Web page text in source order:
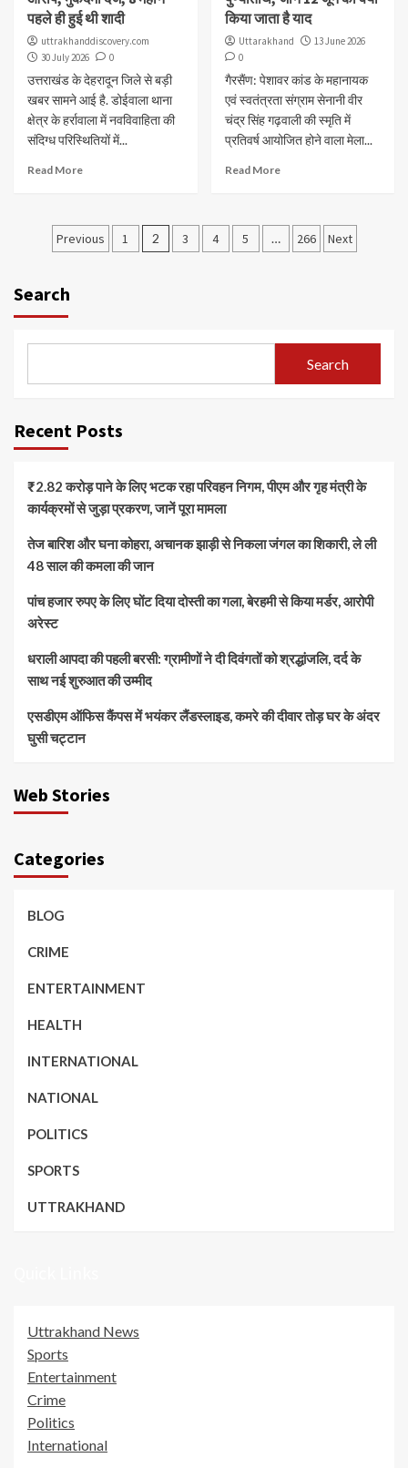
पहले ही हुई थी शादी
uttrakhanddiscovery.com
30 July 2026
0
उत्तराखंड के देहरादून जिले से बड़ी
खबर सामने आई है. डोईवाला थाना
क्षेत्र के हर्रावाला में नवविवाहिता की
संदिग्ध परिस्थितियों में...
Read More
किया जाता है याद
Uttarakhand
13 June 2026
0
गैरसैंण: पेशावर कांड के महानायक
एवं स्वतंत्रता संग्राम सेनानी वीर
चंद्र सिंह गढ़वाली की स्मृति में
प्रतिवर्ष आयोजित होने वाला मेला...
Read More
Posts
Previous 1 2 3 4 5 … 266 Next
Search
Search
Recent Posts
₹2.82 करोड़ पाने के लिए भटक रहा परिवहन निगम, पीएम और गृह मंत्री के
कार्यक्रमों से जुड़ा प्रकरण, जानें पूरा मामला
तेज बारिश और घना कोहरा, अचानक झाड़ी से निकला जंगल का शिकारी, ले ली
48 साल की कमला की जान
पांच हजार रुपए के लिए घोंट दिया दोस्ती का गला, बेरहमी से किया मर्डर, आरोपी
अरेस्ट
धराली आपदा की पहली बरसी: ग्रामीणों ने दी दिवंगतों को श्रद्धांजलि, दर्द के
साथ नई शुरुआत की उम्मीद
एसडीएम ऑफिस कैंपस में भयंकर लैंडस्लाइड, कमरे की दीवार तोड़ घर के अंदर
घुसी चट्टान
Web Stories
Categories
BLOG
CRIME
ENTERTAINMENT
HEALTH
INTERNATIONAL
NATIONAL
POLITICS
SPORTS
UTTRAKHAND
Uttrakhand News
Sports
Entertainment
Crime
Politics
International